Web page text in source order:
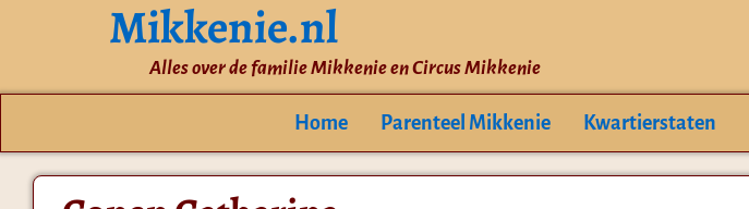
Mikkenie.nl
Alles over de familie Mikkenie en Circus Mikkenie
Home Parenteel Mikkenie Kwartierstaten